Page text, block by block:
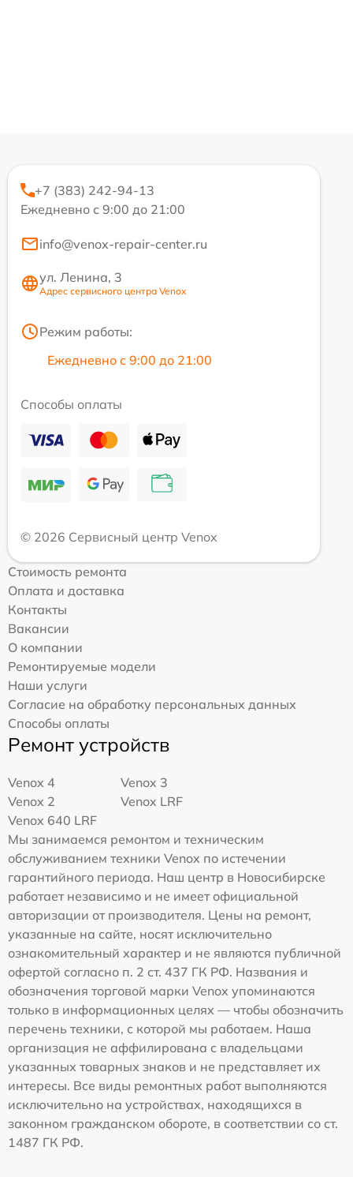
+7 (383) 242-94-13
Ежедневно с 9:00 до 21:00
info@venox-repair-center.ru
ул. Ленина, 3
Адрес сервисного центра Venox
Режим работы:
Ежедневно с 9:00 до 21:00
Способы оплаты
© 2026 Сервисный центр Venox
Стоимость ремонта
Оплата и доставка
Контакты
Вакансии
О компании
Ремонтируемые модели
Наши услуги
Согласие на обработку персональных данных
Способы оплаты
Ремонт устройств
Venox 4
Venox 3
Venox 2
Venox LRF
Venox 640 LRF
Мы занимаемся ремонтом и техническим
обслуживанием техники Venox по истечении
гарантийного периода. Наш центр в Новосибирске
работает независимо и не имеет официальной
авторизации от производителя. Цены на ремонт,
указанные на сайте, носят исключительно
ознакомительный характер и не являются публичной
офертой согласно п. 2 ст. 437 ГК РФ. Названия и
обозначения торговой марки Venox упоминаются
только в информационных целях — чтобы обозначить
перечень техники, с которой мы работаем. Наша
организация не аффилирована с владельцами
указанных товарных знаков и не представляет их
интересы. Все виды ремонтных работ выполняются
исключительно на устройствах, находящихся в
законном гражданском обороте, в соответствии со ст.
1487 ГК РФ.